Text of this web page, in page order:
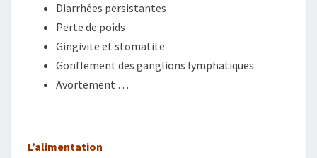
Diarrhées persistantes
Perte de poids
Gingivite et stomatite
Gonflement des ganglions lymphatiques
Avortement …
L’alimentation